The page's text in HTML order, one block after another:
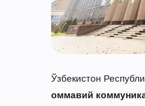
Ўзбекистон
оммавий